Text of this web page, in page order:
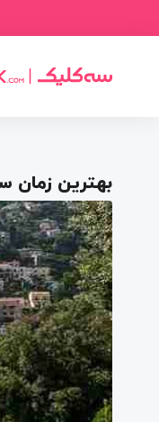
بهترین زمان